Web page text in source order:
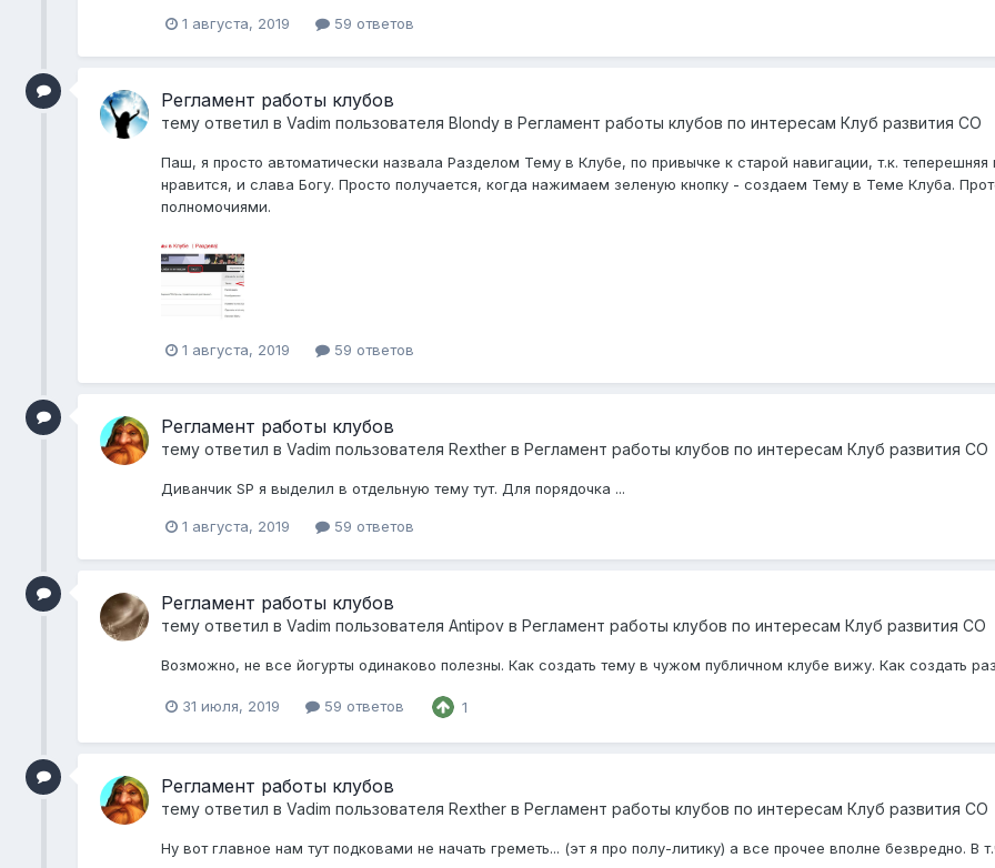
1 августа, 2019 59 ответов
Регламент работы клубов
тему ответил в Vadim пользователя Blondy в Регламент работы клубов по интересам Клуб развития СО
Паш, я просто автоматически назвала Разделом Тему в Клубе, по привычке к старой навигации, т.к.
нравится, и слава Богу. Просто получается, когда нажимаем зеленую кнопку - создаем Тему в Теме Клуба.
полномочиями.
1 августа, 2019 59 ответов
Регламент работы клубов
тему ответил в Vadim пользователя Rexther в Регламент работы клубов по интересам Клуб развития СО
Диванчик SP я выделил в отдельную тему тут. Для порядочка ...
1 августа, 2019 59 ответов
Регламент работы клубов
тему ответил в Vadim пользователя Antipov в Регламент работы клубов по интересам Клуб развития СО
Возможно, не все йогурты одинаково полезны. Как создать тему в чужом публичном клубе вижу. Как создать
31 июля, 2019 59 ответов 1
Регламент работы клубов
тему ответил в Vadim пользователя Rexther в Регламент работы клубов по интересам Клуб развития СО
Ну вот главное нам тут подковами не начать греметь... (эт я про полу-литику) а все прочее вполне безвредно. В